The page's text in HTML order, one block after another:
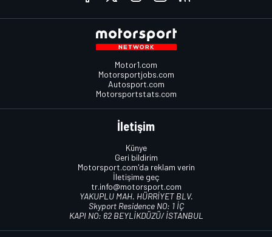
Motor1.com
Motorsportjobs.com
Autosport.com
Motorsportstats.com
İletişim
Künye
Geri bildirim
Motorsport.com'da reklam verin
İletişime geç
tr.info@motorsport.com
YAKUPLU MAH. HÜRRİYET BLV.
Skyport Residence NO: 1 İÇ
KAPI NO: 62 BEYLİKDÜZÜ/ İSTANBUL